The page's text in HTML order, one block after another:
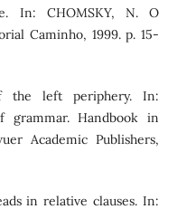
In: CHOMSKY, N. O
Caminho, 1999. p. 15-
the left periphery. In:
grammar. Handbook in
Academic Publishers,
in relative clauses. In: